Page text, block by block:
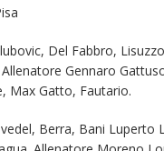
Del Fabbro,
Gennaro
Max Gatto, Fautario.
Berra, Bani